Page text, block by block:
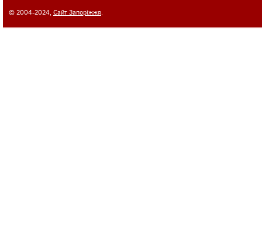
© 2004-2024, Сайт Запоріжжя.